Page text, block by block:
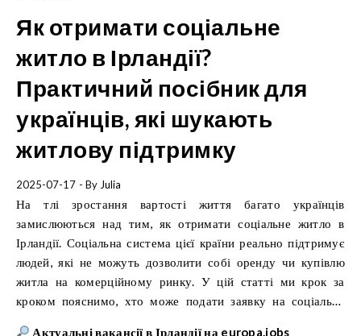
Як отримати соціальне
житло в Ірландії?
Практичний посібник для
українців, які шукають
житлову підтримку
2025-07-17 - By Julia
На тлі зростання вартості життя багато українців
замислюються над тим, як отримати соціальне житло в
Ірландії. Соціальна система цієї країни реально підтримує
людей, які не можуть дозволити собі оренду чи купівлю
житла на комерційному ринку. У цій статті ми крок за
кроком пояснимо, хто може подати заявку на соціальне
Актуальні вакансії в Ірландії на europa.jobs